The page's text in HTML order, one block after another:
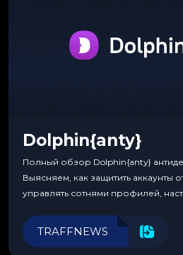
Dolphin{anty}
Полный обзор Dolphin{anty}
Выясняем, как защитить аккаунты
управлять сотнями профилей,
эффективности.
TRAFFNEWS